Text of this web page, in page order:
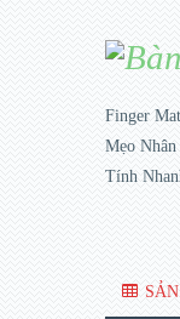
Finger
Mẹo
Tính